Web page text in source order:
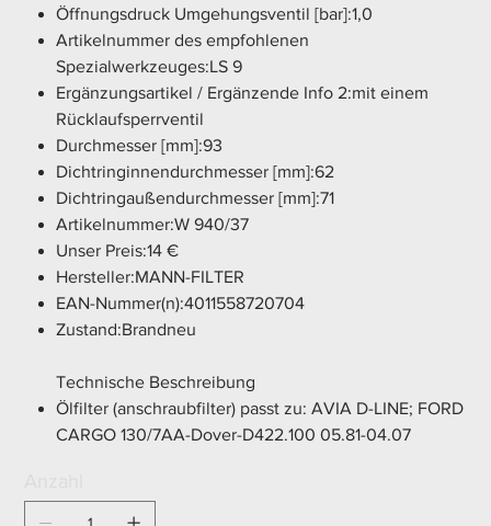
Öffnungsdruck Umgehungsventil [bar]:1,0
Artikelnummer des empfohlenen
Spezialwerkzeuges:LS 9
Ergänzungsartikel / Ergänzende Info 2:mit einem
Rücklaufsperrventil
Durchmesser [mm]:93
Dichtringinnendurchmesser [mm]:62
Dichtringaußendurchmesser [mm]:71
Artikelnummer:W 940/37
Unser Preis:14 €
Hersteller:MANN-FILTER
EAN-Nummer(n):4011558720704
Zustand:Brandneu
Technische Beschreibung
Ölfilter (anschraubfilter) passt zu: AVIA D-LINE; FORD
CARGO 130/7AA-Dover-D422.100 05.81-04.07